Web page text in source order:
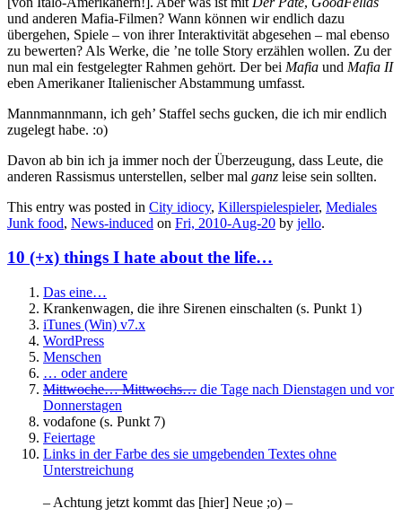
und anderen Mafia-Filmen? Wann können wir endlich dazu
übergehen, Spiele – von ihrer Interaktivität abgesehen – mal ebenso
zu bewerten? Als Werke, die ’ne tolle Story erzählen wollen. Zu der
nun mal ein festgelegter Rahmen gehört. Der bei Mafia und Mafia II
eben Amerikaner Italienischer Abstammung umfasst.
Mannmannmann, ich geh’ Staffel sechs gucken, die ich mir endlich
zugelegt habe. :o)
Davon ab bin ich ja immer noch der Überzeugung, dass Leute, die
anderen Rassismus unterstellen, selber mal ganz leise sein sollten.
This entry was posted in City idiocy, Killerspielespieler, Mediales
Junk food, News-induced on Fri, 2010-Aug-20 by jello.
10 (+x) things I hate about the life…
Das eine…
Krankenwagen, die ihre Sirenen einschalten (s. Punkt 1)
iTunes (Win) v7.x
WordPress
Menschen
… oder andere
Mittwoche… Mittwochs… die Tage nach Dienstagen und vor
Donnerstagen
vodafone (s. Punkt 7)
Feiertage
Links in der Farbe des sie umgebenden Textes ohne
Unterstreichung
– Achtung jetzt kommt das [hier] Neue ;o) –